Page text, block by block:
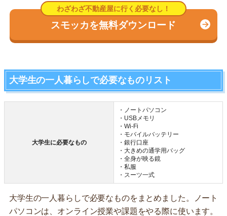
スモッカを無料ダウンロード
大学生の一人暮らしで必要なものリスト
大学生に必要なもの
・ノートパソコン
・USBメモリ
・Wi-Fi
・モバイルバッテリー
・銀行口座
・大きめの通学用バッグ
・全身が映る鏡
・私服
・スーツ一式
大学生の一人暮らしで必要なものをまとめました。ノート
パソコンは、オンライン授業や課題をやる際に使います。